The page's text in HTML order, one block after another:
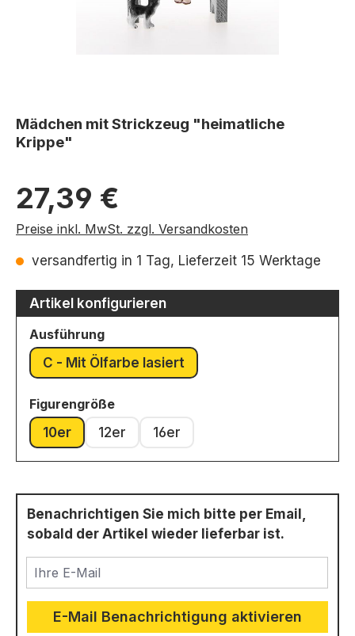
Mädchen mit Strickzeug "heimatliche
Krippe"
Regulärer Preis:
27,39 €
Preise inkl. MwSt. zzgl. Versandkosten
versandfertig in 1 Tag, Lieferzeit 15 Werktage
Artikel konfigurieren
Ausführungauswählen
C - Mit Ölfarbe lasiert
Figurengrößeauswählen
10er
12er 16er
Benachrichtigen Sie mich bitte per Email,
sobald der Artikel wieder lieferbar ist.
Ihre E-Mail
E-Mail Benachrichtigung aktivieren